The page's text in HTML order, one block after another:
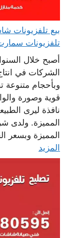
تلفزيونات
أصبح خلال
الشركات في
قوية وصورة
نافذة ليرى
المميزة. ولدى
المميزة وبسعر
المزيد